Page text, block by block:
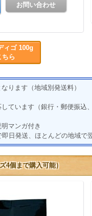
ィゴ 100g
ちら
ります（地域別発送料）
ています（銀行・郵便振
マンガ付き
日発送、ほとんどの地域で
4個まで購入可能）